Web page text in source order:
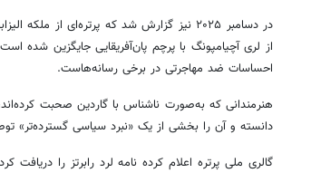
در دسامبر ۲۰۲۵ نیز گزارش شد که پرتره‌ای از
از لری آچیامپونگ با پرچم پان‌آفریقایی جایگزین شده
احساسات ضد مهاجرتی در برخی رسانه‌هاست.
هنرمندانی که به‌صورت ناشناس با گاردین صحبت
دانسته و آن را بخشی از یک «نبرد سیاسی گسترده‌تر»
گالری ملی پرتره اعلام کرده نامه لرد رابرتز را